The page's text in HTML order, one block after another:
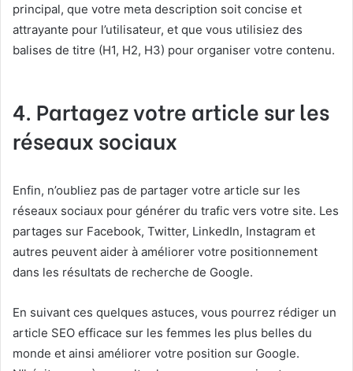
principal, que votre meta description soit concise et
attrayante pour l’utilisateur, et que vous utilisiez des
balises de titre (H1, H2, H3) pour organiser votre contenu.
4. Partagez votre article sur les
réseaux sociaux
Enfin, n’oubliez pas de partager votre article sur les
réseaux sociaux pour générer du trafic vers votre site. Les
partages sur Facebook, Twitter, LinkedIn, Instagram et
autres peuvent aider à améliorer votre positionnement
dans les résultats de recherche de Google.
En suivant ces quelques astuces, vous pourrez rédiger un
article SEO efficace sur les femmes les plus belles du
monde et ainsi améliorer votre position sur Google.